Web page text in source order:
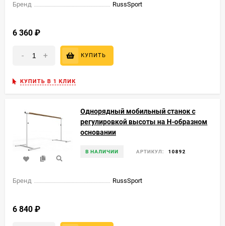
Бренд RussSport
6 360
- + КУПИТЬ
КУПИТЬ В 1 КЛИК
Однорядный мобильный станок с
регулировкой высоты на Н-образном
основании
В НАЛИЧИИ АРТИКУЛ: 10892
Бренд RussSport
6 840